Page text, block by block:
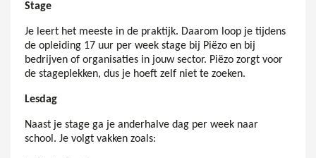
Stage
Je leert het meeste in de praktijk. Daarom loop je tijdens
de opleiding 17 uur per week stage bij Piëzo en bij
bedrijven of organisaties in jouw sector. Piëzo zorgt voor
de stageplekken, dus je hoeft zelf niet te zoeken.
Lesdag
Naast je stage ga je anderhalve dag per week naar
school. Je volgt vakken zoals: